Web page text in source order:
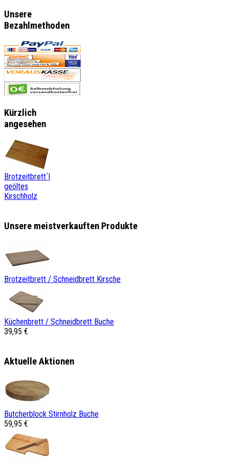
Unsere
Bezahlmethoden
Kürzlich
angesehen
Brotzeitbrett´l
geöltes
Kirschholz
Unsere meistverkauften Produkte
Brotzeitbrett / Schneidbrett Kirsche
Küchenbrett / Schneidbrett Buche
39,95 €
Aktuelle Aktionen
Butcherblock Stirnholz Buche
59,95 €